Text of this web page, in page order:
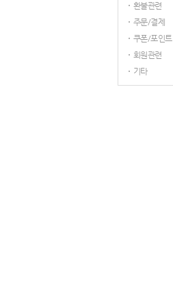
환불관련
주문/결제
쿠폰/포인트
회원관련
기타